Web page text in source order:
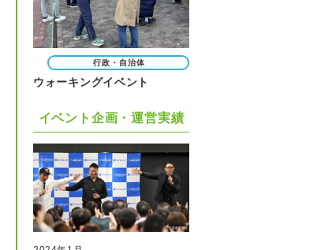
行政・自治体
ウォーキングイベント
イベント企画・運営実績